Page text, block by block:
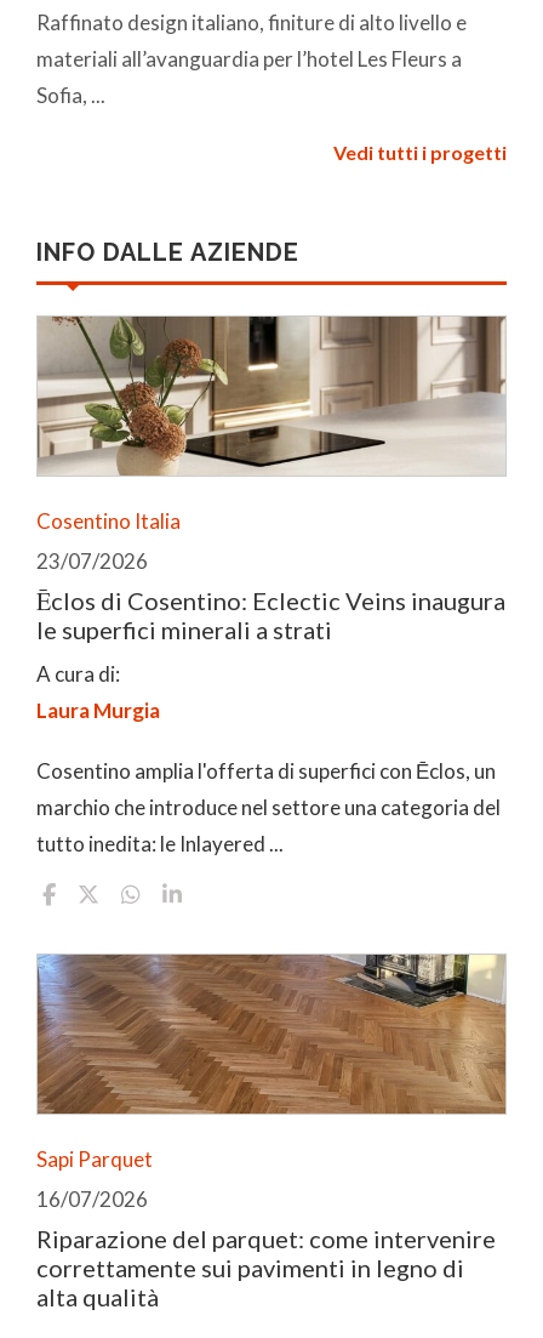
Raffinato design italiano, finiture di alto livello e
materiali all’avanguardia per l’hotel Les Fleurs a
Sofia, ...
Vedi tutti i progetti
INFO DALLE AZIENDE
Cosentino Italia
23/07/2026
Ēclos di Cosentino: Eclectic Veins inaugura
le superfici minerali a strati
A cura di:
Laura Murgia
Cosentino amplia l'offerta di superfici con Ēclos, un
marchio che introduce nel settore una categoria del
tutto inedita: le Inlayered ...
Sapi Parquet
16/07/2026
Riparazione del parquet: come intervenire
correttamente sui pavimenti in legno di
alta qualità